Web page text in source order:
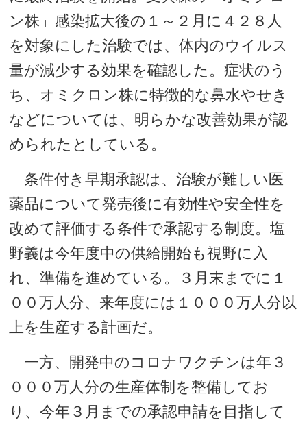
ン株」感染拡大後の１～２月に４２８人
を対象にした治験では、体内のウイルス
量が減少する効果を確認した。症状のう
ち、オミクロン株に特徴的な鼻水やせき
などについては、明らかな改善効果が認
められたとしている。
条件付き早期承認は、治験が難しい医
薬品について発売後に有効性や安全性を
改めて評価する条件で承認する制度。塩
野義は今年度中の供給開始も視野に入
れ、準備を進めている。３月末までに１
００万人分、来年度には１０００万人分以
上を生産する計画だ。
一方、開発中のコロナワクチンは年３
０００万人分の生産体制を整備してお
り、今年３月までの承認申請を目指して